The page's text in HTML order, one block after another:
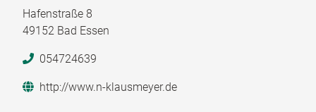
Hafenstraße 8
49152 Bad Essen
054724639
http://www.n-klausmeyer.de